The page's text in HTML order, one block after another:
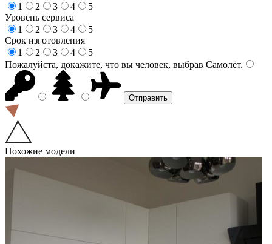
1
2 3 4
5
Уровень сервиса
1
2 3 4
5
Срок изготовления
1
2 3 4
5
Пожалуйста, докажите, что вы человек, выбрав Самолёт.
Похожие модели